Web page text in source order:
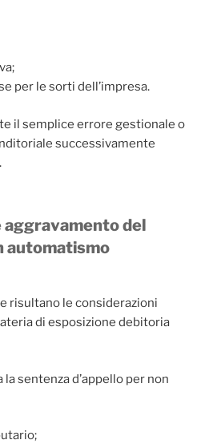
per le sorti dell’impresa.
il semplice errore gestionale o
successivamente
del
automatismo
risultano le considerazioni
di esposizione debitoria
la sentenza d’appello per non